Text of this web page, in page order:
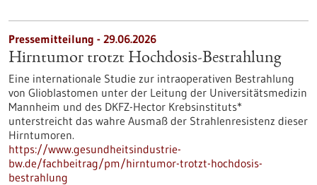
Pressemitteilung - 29.06.2026
Hirntumor trotzt Hochdosis-Bestrahlung
Eine internationale Studie zur intraoperativen Bestrahlung
von Glioblastomen unter der Leitung der Universitätsmedizin
Mannheim und des DKFZ-Hector Krebsinstituts*
unterstreicht das wahre Ausmaß der Strahlenresistenz dieser
Hirntumoren.
https://www.gesundheitsindustrie-
bw.de/fachbeitrag/pm/hirntumor-trotzt-hochdosis-
bestrahlung